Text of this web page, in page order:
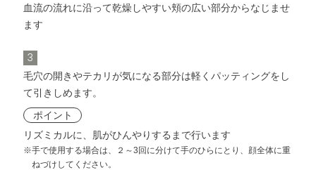
血流の流れに沿って乾燥しやすい頬の広い部分からなじませ
ます
3
毛穴の開きやテカリが気になる部分は軽くパッティングをし
て引きしめます。
ポイント
リズミカルに、肌がひんやりするまで行います
※手で使用する場合は、２～3回に分けて手のひらにとり、顔全体に重
ねづけしてください。